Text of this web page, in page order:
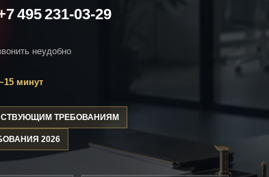
495 231-03-29
неудобно
минут
ТРЕБОВАНИЯМ
2026